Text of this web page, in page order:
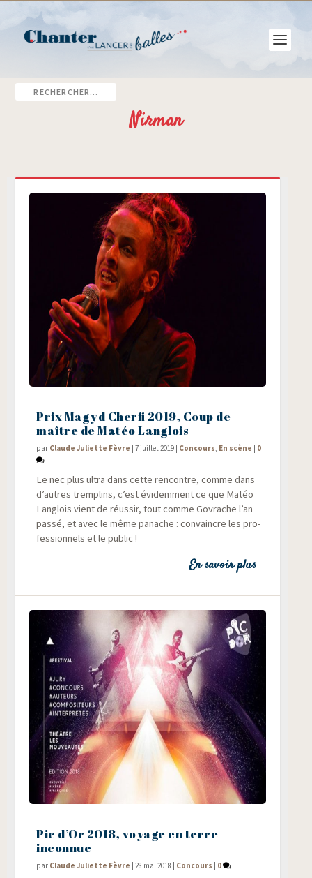
Nirman
Prix Magyd Cherfi 2019, Coup de
maître de Matéo Langlois
par Claude Juliette Fèvre |7 juillet 2019 | Concours En scène | 0
Le nec plus ultra dans cette ren­contre, comme dans
d’autres trem­plins, c’est évi­dem­ment ce que Matéo
Lan­glois vient de réus­sir, tout comme Govrache l’an
pas­sé, et avec le même panache : convaincre les pro­
fes­sion­nels et le public !
En savoir plus
Pic d’Or 2018, voyage en terre
inconnue
par Claude Juliette Fèvre |28 mai 2018 Concours 0